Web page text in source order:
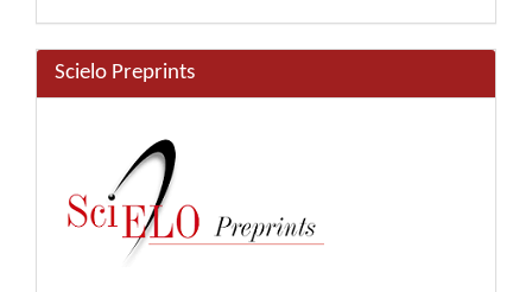
Scielo Preprints